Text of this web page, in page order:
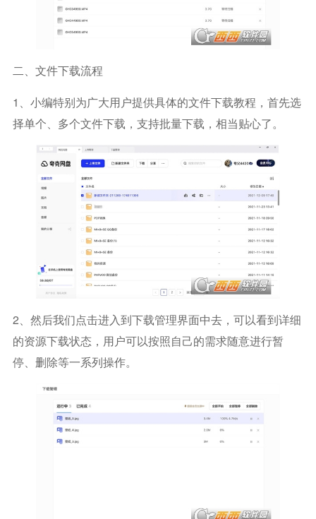
二、文件下载流程
1、小编特别为广大用户提供具体的文件下载教程，首先选
择单个、多个文件下载，支持批量下载，相当贴心了。
2、然后我们点击进入到下载管理界面中去，可以看到详细
的资源下载状态，用户可以按照自己的需求随意进行暂
停、删除等一系列操作。